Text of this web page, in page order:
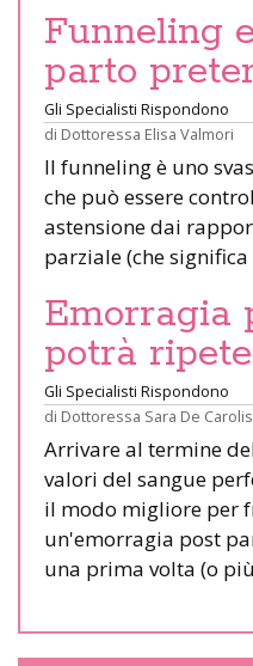
Funneling
parto
Gli Specialisti Rispondono
di Dottoressa Elisa Valmori
Il funneling è uno
che può essere
astensione dai
parziale (che
Emorragia
potrà
Gli Specialisti Rispondono
di Dottoressa Sara De Carolis
Arrivare al termine
valori del sangue
il modo migliore per
un'emorragia post
una prima volta (o